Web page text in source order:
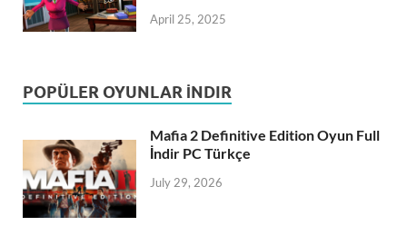
April 25, 2025
POPÜLER OYUNLAR İNDIR
Mafia 2 Definitive Edition Oyun Full
İndir PC Türkçe
July 29, 2026